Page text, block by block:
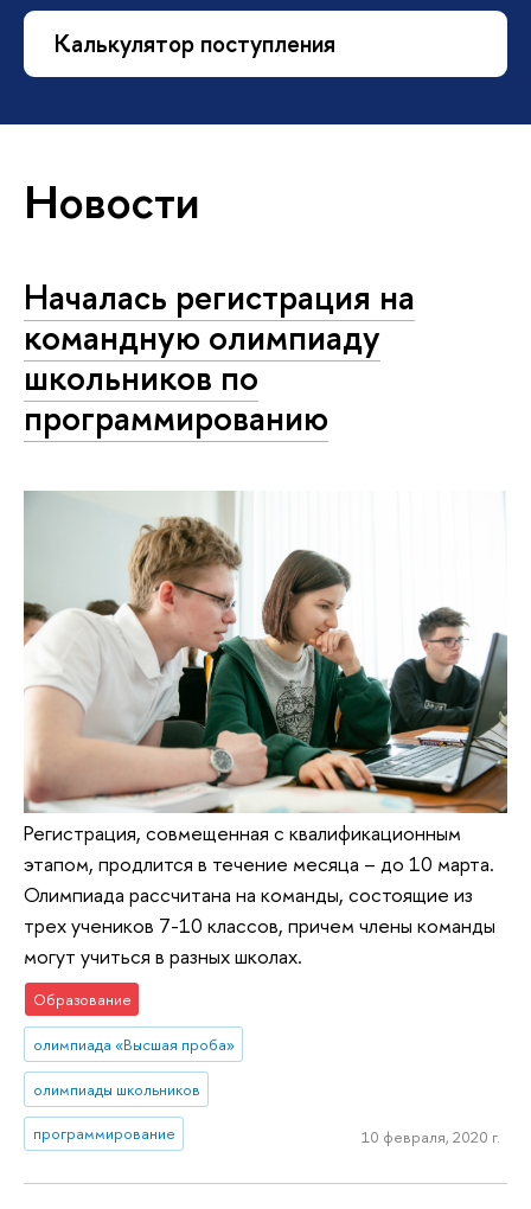
Калькулятор поступления
Новости
Началась регистрация на
командную олимпиаду
школьников по
программированию
Регистрация, совмещенная с квалификационным
этапом, продлится в течение месяца – до 10 марта.
Олимпиада рассчитана на команды, состоящие из
трех учеников 7-10 классов, причем члены команды
могут учиться в разных школах.
Образование
олимпиада «Высшая проба»
олимпиады школьников
программирование 10 февраля, 2020 г.